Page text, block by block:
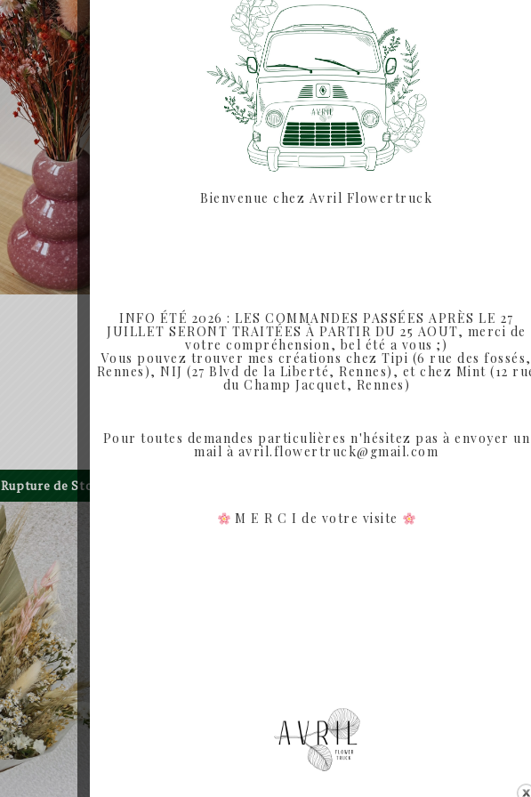
bouquet sur le
(Photo non
Prévoir
pour la remise en main
pour les
SHARE:
Rupture de Stock
Bienvenue chez Avril Flowertruck
INFO ÉTÉ 2026 : LES COMMANDES PASSÉES APRÈS LE 27
JUILLET SERONT TRAITÉES À PARTIR DU 25 AOUT, merci de
votre compréhension, bel été a vous ;)
Vous pouvez trouver mes créations chez Tipi (6 rue des fossés,
Rennes), NIJ (27 Blvd de la Liberté, Rennes), et chez Mint (12
du Champ Jacquet, Rennes)
Pour toutes demandes particulières n'hésitez pas à envoyer un
mail à avril.flowertruck@gmail.com
M E R C I de votre visite